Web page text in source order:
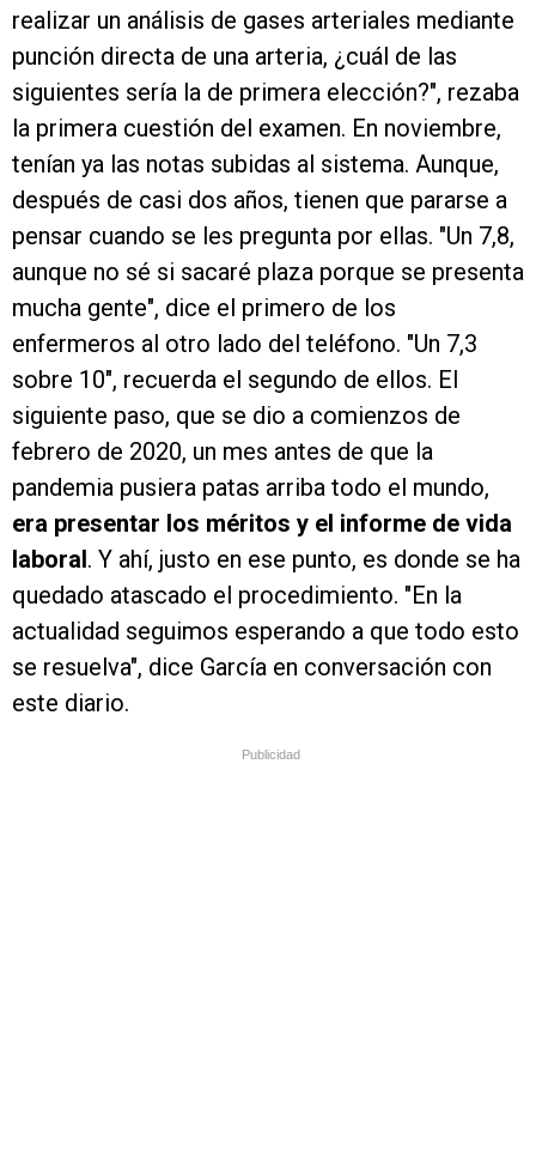
realizar un análisis de gases arteriales mediante
punción directa de una arteria, ¿cuál de las
siguientes sería la de primera elección?", rezaba
la primera cuestión del examen. En noviembre,
tenían ya las notas subidas al sistema. Aunque,
después de casi dos años, tienen que pararse a
pensar cuando se les pregunta por ellas. "Un 7,8,
aunque no sé si sacaré plaza porque se presenta
mucha gente", dice el primero de los
enfermeros al otro lado del teléfono. "Un 7,3
sobre 10", recuerda el segundo de ellos. El
siguiente paso, que se dio a comienzos de
febrero de 2020, un mes antes de que la
pandemia pusiera patas arriba todo el mundo,
era presentar los méritos y el informe de vida
laboral. Y ahí, justo en ese punto, es donde se ha
quedado atascado el procedimiento. "En la
actualidad seguimos esperando a que todo esto
se resuelva", dice García en conversación con
este diario.
Publicidad